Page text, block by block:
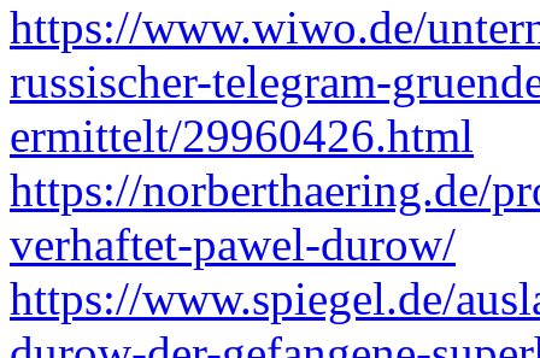
https://www.wiwo.de/
russischer-telegram-
ermittelt/29960426.html
https://norberthaering.de/
verhaftet-pawel-durow/
https://www.spiegel.de/